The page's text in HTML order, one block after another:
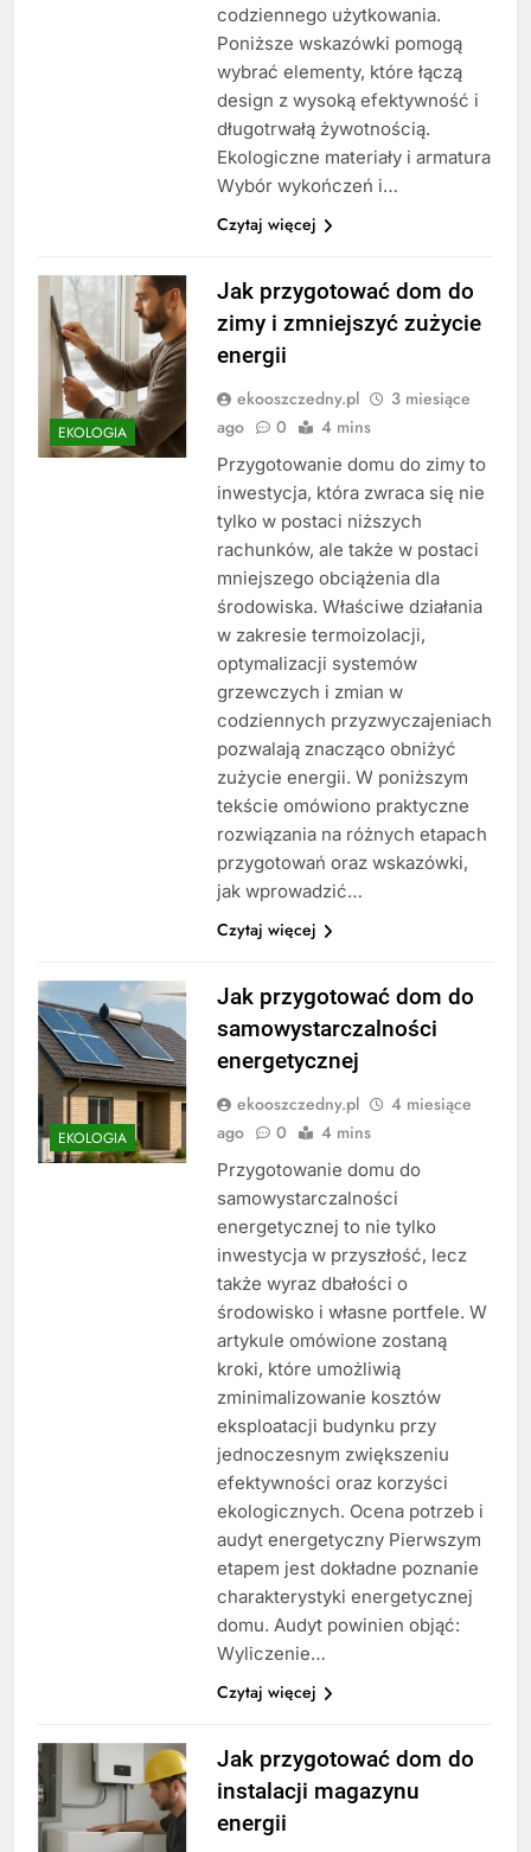
codziennego użytkowania.
Poniższe wskazówki pomogą
wybrać elementy, które łączą
design z wysoką efektywność i
długotrwałą żywotnością.
Ekologiczne materiały i armatura
Wybór wykończeń i…
Czytaj więcej
EKOLOGIA
Jak przygotować dom do
zimy i zmniejszyć zużycie
energii
ekooszczedny.pl
3 miesiące
ago
0 4 mins
Przygotowanie domu do zimy to
inwestycja, która zwraca się nie
tylko w postaci niższych
rachunków, ale także w postaci
mniejszego obciążenia dla
środowiska. Właściwe działania
w zakresie termoizolacji,
optymalizacji systemów
grzewczych i zmian w
codziennych przyzwyczajeniach
pozwalają znacząco obniżyć
zużycie energii. W poniższym
tekście omówiono praktyczne
rozwiązania na różnych etapach
przygotowań oraz wskazówki,
jak wprowadzić…
Czytaj więcej
EKOLOGIA
Jak przygotować dom do
samowystarczalności
energetycznej
ekooszczedny.pl
4 miesiące
ago
0 4 mins
Przygotowanie domu do
samowystarczalności
energetycznej to nie tylko
inwestycja w przyszłość, lecz
także wyraz dbałości o
środowisko i własne portfele. W
artykule omówione zostaną
kroki, które umożliwią
zminimalizowanie kosztów
eksploatacji budynku przy
jednoczesnym zwiększeniu
efektywności oraz korzyści
ekologicznych. Ocena potrzeb i
audyt energetyczny Pierwszym
etapem jest dokładne poznanie
charakterystyki energetycznej
domu. Audyt powinien objąć:
Wyliczenie…
Czytaj więcej
Jak przygotować dom do
instalacji magazynu
energii